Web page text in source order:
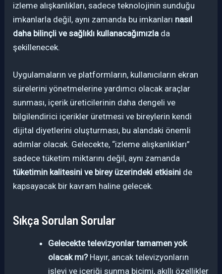
izleme alışkanlıkları, sadece teknolojinin sunduğu
imkanlarla değil, aynı zamanda bu imkanları nasıl
daha bilinçli ve sağlıklı kullanacağımızla da
şekillenecek.
Uygulamaların ve platformların, kullanıcıların ekran
sürelerini yönetmelerine yardımcı olacak araçlar
sunması, içerik üreticilerinin daha dengeli ve
bilgilendirici içerikler üretmesi ve bireylerin kendi
dijital diyetlerini oluşturması, bu alandaki önemli
adımlar olacak. Gelecekte, “izleme alışkanlıkları”
sadece tüketim miktarını değil, aynı zamanda
tüketimin kalitesini ve birey üzerindeki etkisini de
kapsayacak bir kavram haline gelecek.
Sıkça Sorulan Sorular
Gelecekte televizyonlar tamamen yok
olacak mı?Hayır, ancak televizyonların
işlevi ve içeriği sunma biçimi, akıllı özellikler